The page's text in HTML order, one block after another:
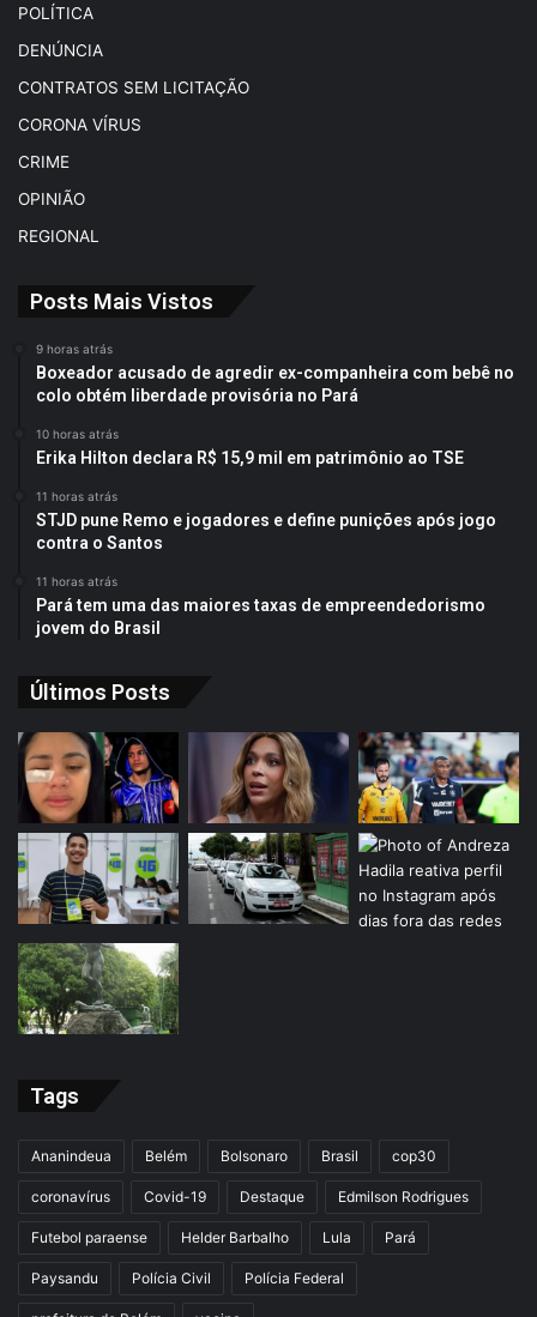
POLÍTICA
DENÚNCIA
CONTRATOS SEM LICITAÇÃO
CORONA VÍRUS
CRIME
OPINIÃO
REGIONAL
Posts Mais Vistos
9 horas atrás
Boxeador acusado de agredir ex-companheira com bebê no
colo obtém liberdade provisória no Pará
10 horas atrás
Erika Hilton declara R$ 15,9 mil em patrimônio ao TSE
11 horas atrás
STJD pune Remo e jogadores e define punições após jogo
contra o Santos
11 horas atrás
Pará tem uma das maiores taxas de empreendedorismo
jovem do Brasil
Últimos Posts
Tags
Ananindeua Belém Bolsonaro Brasil cop30
coronavírus Covid-19 Destaque Edmilson Rodrigues
Futebol paraense Helder Barbalho Lula Pará
Paysandu Polícia Civil Polícia Federal